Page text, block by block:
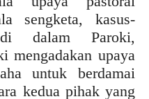
sengketa, kasus-
dalam Paroki,
mengadakan upaya
untuk berdamai
kedua pihak yang